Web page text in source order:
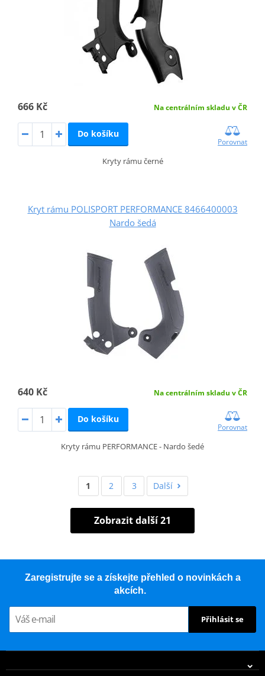
666 Kč Na centrálním skladu v ČR
Do košíku
Porovnat
Kryty rámu černé
Kryt rámu POLISPORT PERFORMANCE 8466400003
Nardo šedá
640 Kč Na centrálním skladu v ČR
Do košíku
Porovnat
Kryty rámu PERFORMANCE - Nardo šedé
1 2 3 Další
Zobrazit další 21
Zaregistrujte se a získejte přehled o novinkách a
akcích.
Přihlásit se